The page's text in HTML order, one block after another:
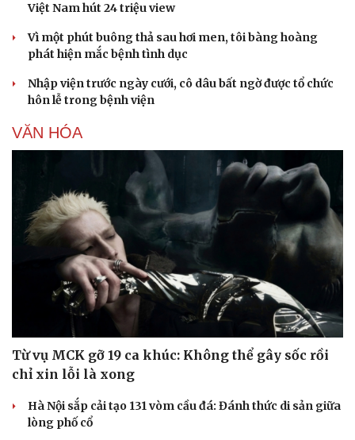
Việt Nam hút 24 triệu view
Vì một phút buông thả sau hơi men, tôi bàng hoàng
phát hiện mắc bệnh tình dục
Nhập viện trước ngày cưới, cô dâu bất ngờ được tổ chức
hôn lễ trong bệnh viện
VĂN HÓA
Từ vụ MCK gỡ 19 ca khúc: Không thể gây sốc rồi
chỉ xin lỗi là xong
Hà Nội sắp cải tạo 131 vòm cầu đá: Đánh thức di sản giữa
lòng phố cổ